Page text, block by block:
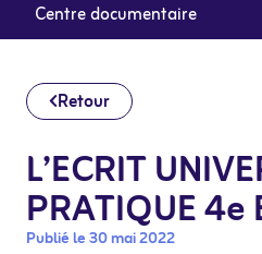
Centre documentaire
Retour
L’ECRIT
PRATIQUE 4e
Publié le 30 mai 2022